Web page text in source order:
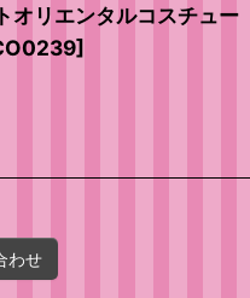
リエンタルコスチュー
]
わせ